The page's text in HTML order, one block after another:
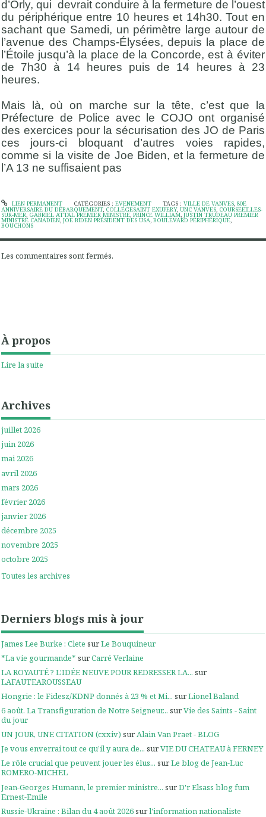
d’Orly, qui devrait conduire à la fermeture de l’ouest
du périphérique entre 10 heures et 14h30. Tout en
sachant que Samedi, un périmètre large autour de
l’avenue des Champs-Élysées, depuis la place de
l’Étoile jusqu’à la place de la Concorde, est à éviter
de 7h30 à 14 heures puis de 14 heures à 23
heures.
Mais là, où on marche sur la tête, c’est que la
Préfecture de Police avec le COJO ont organisé
des exercices pour la sécurisation des JO de Paris
ces jours-ci bloquant d’autres voies rapides,
comme si la visite de Joe Biden, et la fermeture de
l’A 13 ne suffisaient pas
LIEN PERMANENT CATÉGORIES : EVENEMENT TAGS :VILLE DE VANVES,80E
ANNIVERSAIRE DU DÉBARQUEMENT, COLLÉGESAINT EXUPERY, UNC VANVES, COURSEEILLES-
SUR-MER, GABRIEL ATTAL PREMIER MINISTRE, PRINCE WILLIAM, JUSTIN TRUDEAU PREMIER
MINISTRE CANADIEN, JOE BIDEN PRÉSIDENT DES USA, BOULEVARD PÉRIPHÉRIQUE,
BOUCHONS
Les commentaires sont fermés.
À propos
Lire la suite
Archives
juillet 2026
juin 2026
mai 2026
avril 2026
mars 2026
février 2026
janvier 2026
décembre 2025
novembre 2025
octobre 2025
Toutes les archives
Derniers blogs mis à jour
James Lee Burke : Clete surLe Bouquineur
*La vie gourmande* surCarré Verlaine
LA ROYAUTÉ ? L'IDÉE NEUVE POUR REDRESSER LA... sur
LAFAUTEAROUSSEAU
Hongrie : le Fidesz/KDNP donnés à 23 % et Mi... surLionel Baland
6 août. La Transfiguration de Notre Seigneur... surVie des Saints - Saint
du jour
UN JOUR, UNE CITATION (cxxiv) surAlain Van Praet - BLOG
Je vous enverrai tout ce qu’il y aura de... surVIE DU CHATEAU à FERNEY
Le rôle crucial que peuvent jouer les élus... surLe blog de Jean-Luc
ROMERO-MICHEL
Jean-Georges Humann, le premier ministre... surD'r Elsass blog fum
Ernest-Emile
Russie-Ukraine : Bilan du 4 août 2026surl'information nationaliste